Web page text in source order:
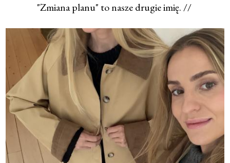
"Zmiana planu" to nasze drugie imię. //